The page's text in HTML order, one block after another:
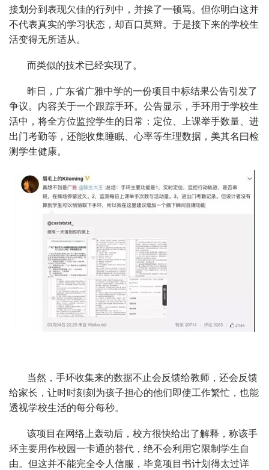
接划分到表现欠佳的行列中，并挨了一顿骂。但你明白这并
不代表真实的学习状态，却百口莫辩。于是接下来的学校生
活变得无所适从。
而类似的技术已经实现了。
昨日，广东省广雅中学的一份项目中标结果公告引发了
争议。内容关于一个跟踪手环。公告显示，手环用于学校生
活中，将全方位监控学生的日常：定位、上课举手数量、进
出门考勤等，还能收集睡眠、心率等生理数据，美其名曰检
测学生健康。
当然，手环收集来的数据不止会反馈给教师，还会反馈
给家长，让时时刻刻为孩子担心的他们即使工作繁忙，也能
透视学校生活的每分每秒。
该项目在网络上轰动后，校方很快给出了解释，称该手
环主要用作校园一卡通的替代，绝不会利用它限制学生自
由。但这并不能完全令人信服，毕竟项目书计划得太过详